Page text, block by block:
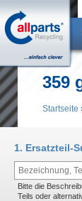
359
Startseite
1. Ersatzteil-
Bitte die
Teils oder